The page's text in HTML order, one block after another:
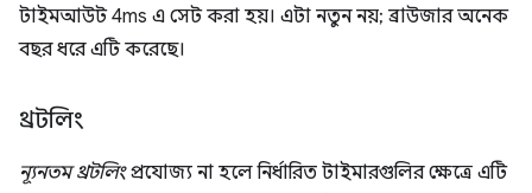
টাইমআউট 4ms এ সেট করা হয়। এটা নতুন নয়; ব্রাউজার অনেক
বছর ধরে এটি করেছে।
থ্রটলিং
ন্যূনতম থ্রটলিংপ্রযোজ্য না হলে নির্ধারিত টাইমারগুলির ক্ষেত্রে এটি